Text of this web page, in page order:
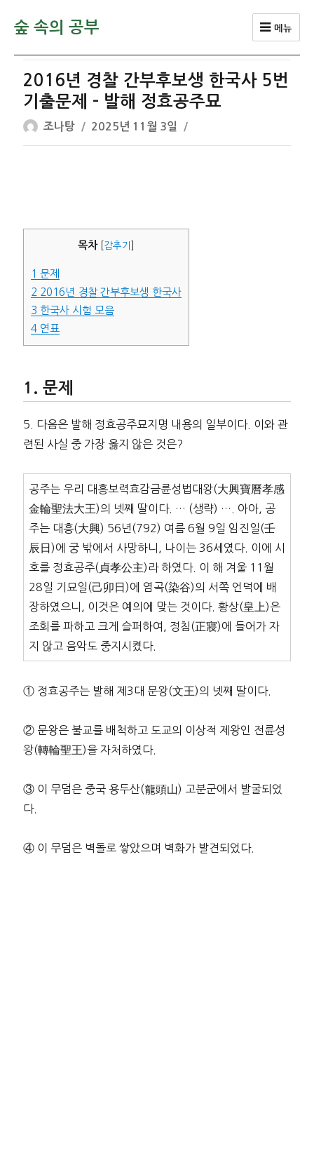
숲 속의 공부 메뉴
2016년 경찰 간부후보생 한국사 5번
기출문제 – 발해 정효공주묘
글
쓴
조나탕
작
성
2025년 11월 3일
목차 감추기
1 문제
2 2016년 경찰 간부후보생 한국사
3 한국사 시험 모음
4연표
문제
5. 다음은 발해 정효공주묘지명 내용의 일부이다. 이와 관
련된 사실 중 가장 옳지 않은 것은?
공주는 우리 대흥보력효감금륜성법대왕(大興寶曆孝感
金輪聖法大王)의 넷째 딸이다. … (생략) …. 아아, 공
주는 대흥(大興) 56년(792) 여름 6월 9일 임진일(壬
辰日)에 궁 밖에서 사망하니, 나이는 36세였다. 이에 시
호를 정효공주(貞孝公主)라 하였다. 이 해 겨울 11월
28일 기묘일(己卯日)에 염곡(染谷)의 서쪽 언덕에 배
장하였으니, 이것은 예의에 맞는 것이다. 황상(皇上)은
조회를 파하고 크게 슬퍼하여, 정침(正寢)에 들어가 자
지 않고 음악도 중지시켰다.
① 정효공주는 발해 제3대 문왕(文王)의 넷째 딸이다.
② 문왕은 불교를 배척하고 도교의 이상적 제왕인 전륜성
왕(轉輪聖王)을 자처하였다.
③ 이 무덤은 중국 용두산(龍頭山) 고분군에서 발굴되었
다.
④ 이 무덤은 벽돌로 쌓았으며 벽화가 발견되었다.